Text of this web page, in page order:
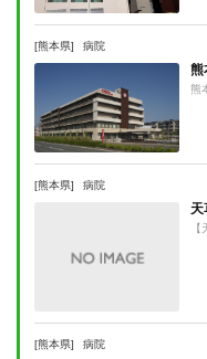
[熊本県] 病院
熊
熊
[熊本県] 病院
天
[熊本県] 病院